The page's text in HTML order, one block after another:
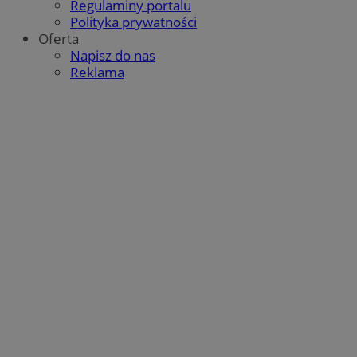
Regulaminy portalu
Polityka prywatności
Oferta
Napisz do nas
Reklama